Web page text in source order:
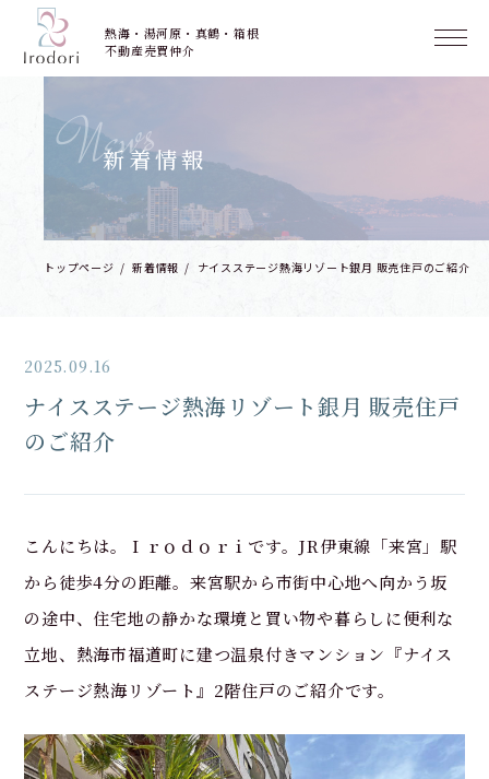
熱海・湯河原・真鶴・箱根
不動産売買仲介
新着情報
News
トップページ 新着情報 ナイスステージ熱海リゾート銀月 販売住戸のご紹介
2025.09.16
ナイスステージ熱海リゾート銀月 販売住戸
のご紹介
こんにちは。Ｉｒｏｄｏｒｉです。JR伊東線「来宮」駅
から徒歩4分の距離。来宮駅から市街中心地へ向かう坂
の途中、住宅地の静かな環境と買い物や暮らしに便利な
立地、熱海市福道町に建つ温泉付きマンション『ナイス
ステージ熱海リゾート』2階住戸のご紹介です。